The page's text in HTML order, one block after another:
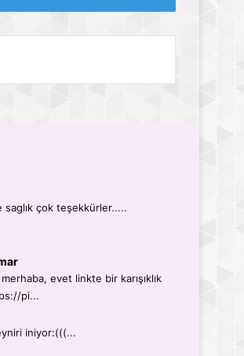
saglık çok teşekkürler.....
evet linkte bir karışıklık
pi...
iniyor:(((...